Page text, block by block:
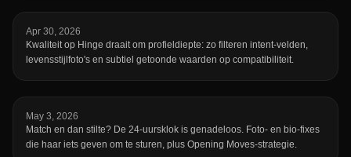
Apr 30, 2026
Kwaliteit op Hinge draait om profieldiepte: zo filteren intent-velden,
levensstijlfoto's en subtiel getoonde waarden op compatibiliteit.
May 3, 2026
Match en dan stilte? De 24-uursklok is genadeloos. Foto- en bio-fixes
die haar iets geven om te sturen, plus Opening Moves-strategie.